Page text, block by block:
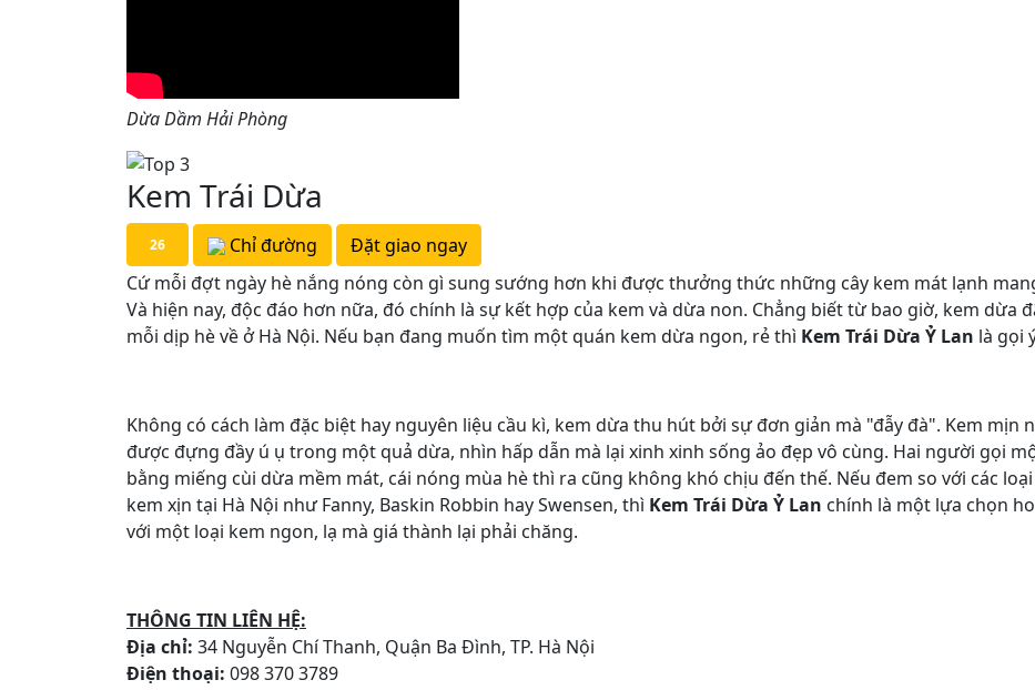
Dừa Dầm Hải Phòng
Kem Trái Dừa
26 Chỉ đường
Đặt giao ngay
Cứ mỗi đợt ngày hè nắng nóng còn gì sung sướng hơn khi được thưởng thức những cây kem mát lạnh
Và hiện nay, độc đáo hơn nữa, đó chính là sự kết hợp của kem và dừa non. Chẳng biết từ bao giờ, kem dừa
mỗi dịp hè về ở Hà Nội. Nếu bạn đang muốn tìm một quán kem dừa ngon, rẻ thì Kem Trái Dừa Ỷ Lan là gọi
Không có cách làm đặc biệt hay nguyên liệu cầu kì, kem dừa thu hút bởi sự đơn giản mà "đẫy đà". Kem mịn
được đựng đầy ú ụ trong một quả dừa, nhìn hấp dẫn mà lại xinh xinh sống ảo đẹp vô cùng. Hai người gọi
bằng miếng cùi dừa mềm mát, cái nóng mùa hè thì ra cũng không khó chịu đến thế. Nếu đem so với các
kem xịn tại Hà Nội như Fanny, Baskin Robbin hay Swensen, thì Kem Trái Dừa Ỷ Lan chính là một lựa chọn
với một loại kem ngon, lạ mà giá thành lại phải chăng.
THÔNG TIN LIÊN HỆ:
Địa chỉ: 34 Nguyễn Chí Thanh, Quận Ba Đình, TP. Hà Nội
Điện thoại: 098 370 3789